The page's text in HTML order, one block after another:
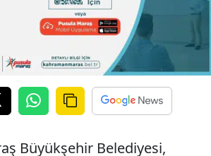
Büyükşehir Belediyesi,